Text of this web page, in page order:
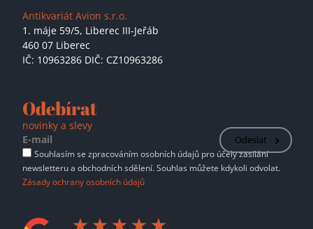
Antikvariát Avion s.r.o.
1. máje 59/5, Liberec III-Jeřáb
460 07 Liberec
IČ: 10963286 DIČ: CZ10963286
Odebírat
novinky a slevy
Odeslat
Souhlasím se zpracováním osobních údajů pro účely zasílání
newsletteru a obchodních sdělení. Souhlas můžete kdykoli odvolat.
Zásady ochrany osobních údajů